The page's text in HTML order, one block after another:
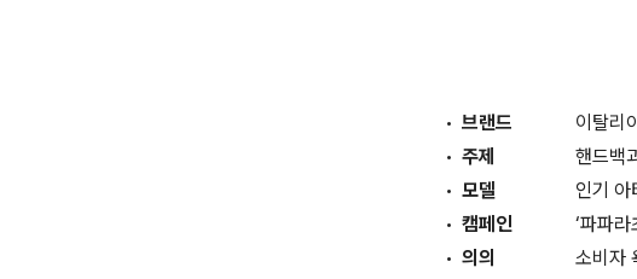
브랜드
이탈리
주제
핸드백
모델
인기 아
캠페인
‘파파
의의
소비자